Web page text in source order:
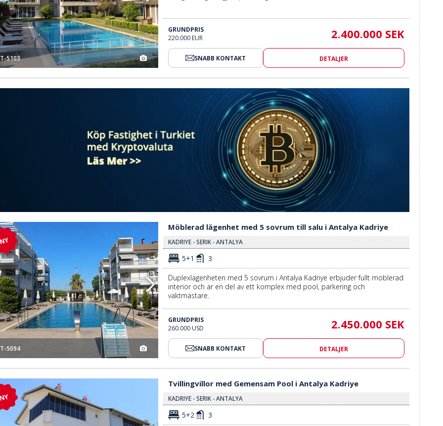
5103
GRUNDPRIS
220.000 EUR
2.400.000 SEK
SNABB KONTAKT DETALJER
2Möblerad Lägenhet Med 5 Sovrum Till Salu I Antalya Kadriye 3
NY
5094
Möblerad lägenhet med 5 sovrum till salu i Antalya Kadriye
KADRIYE - SERIK - ANTALYA
5+1 3
Duplexlägenheten med 5 sovrum i Antalya Kadriye erbjuder fullt möblerad
interiör och är en del av ett komplex med pool, parkering och
vaktmästare.
GRUNDPRIS
260.000 USD
2.450.000 SEK
SNABB KONTAKT DETALJER
Tvillingvillor Med Gemensam Pool I Antalya Kadriye 3
NY
Tvillingvillor med Gemensam Pool i Antalya Kadriye
KADRIYE - SERIK - ANTALYA
5+2 3